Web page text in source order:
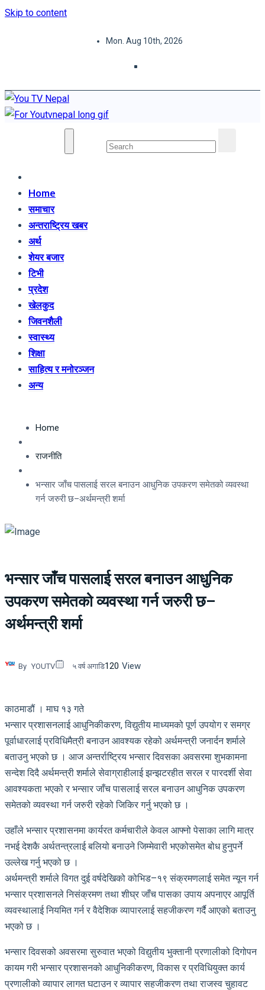
Skip to content
Mon. Aug 10th, 2026
Home
समाचार
अन्तराष्ट्रिय खबर
अर्थ
शेयर बजार
टिभी
प्रदेश
खेलकुद
जिवनशैली
स्वास्थ्य
शिक्षा
साहित्य र मनोरञ्जन
अन्य
Home
राजनीति
भन्सार जाँच पासलाई सरल बनाउन आधुनिक उपकरण समेतको व्यवस्था
गर्न जरुरी छ–अर्थमन्त्री शर्मा
भन्सार जाँच पासलाई सरल बनाउन आधुनिक
उपकरण समेतको व्यवस्था गर्न जरुरी छ–
अर्थमन्त्री शर्मा
By YOUTV ५ वर्ष अगाडि120 View
काठमाडौं । माघ १३ गते
भन्सार प्रशासनलाई आधुनिकीकरण, विद्युतीय माध्यमको पूर्ण उपयोग र समग्र
पूर्वाधारलाई प्रविधिमैत्री बनाउन आवश्यक रहेको अर्थमन्त्री जनार्दन शर्माले
बताउनु भएको छ । आज अन्तर्राष्ट्रिय भन्सार दिवसका अवसरमा शुभकामना
सन्देश दिदै अर्थमन्त्री शर्माले सेवाग्राहीलाई झन्झटरहीत सरल र पारदर्शी सेवा
आवश्यकता भएको र भन्सार जाँच पासलाई सरल बनाउन आधुनिक उपकरण
समेतको व्यवस्था गर्न जरुरी रहेको जिकिर गर्नु भएको छ ।
उहाँले भन्सार प्रशासनमा कार्यरत कर्मचारीले केवल आफ्नो पेसाका लागि मात्र
नभई देशकै अर्थतन्त्रलाई बलियो बनाउने जिम्मेवारी भएकोसमेत बोध हुनुपर्ने
उल्लेख गर्नु भएको छ ।
अर्थमन्त्री शर्माले विगत दुई वर्षदेखिको कोभिड–१९ संक्रमणलाई समेत न्यून गर्न
भन्सार प्रशासनले निसंक्रमण तथा शीघ्र जाँच पासका उपाय अपनाएर आपूर्ति
व्यवस्थालाई नियमित गर्न र वैदेशिक व्यापारलाई सहजीकरण गर्दै आएको बताउनु
भएको छ ।
भन्सार दिवसको अवसरमा सुरुवात भएको विद्युतीय भुक्तानी प्रणालीको दिगोपन
कायम गरी भन्सार प्रशासनको आधुनिकीकरण, विकास र प्रविधियुक्त कार्य
प्रणालीको व्यापार लागत घटाउन र व्यापार सहजीकरण तथा राजस्व चुहावट